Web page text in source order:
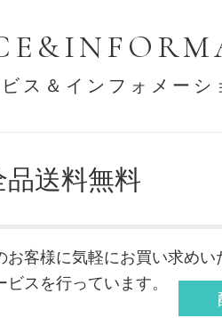
ス＆インフォメーシ
品送料無料
お客様に気軽にお買い求めい
スを行っています。